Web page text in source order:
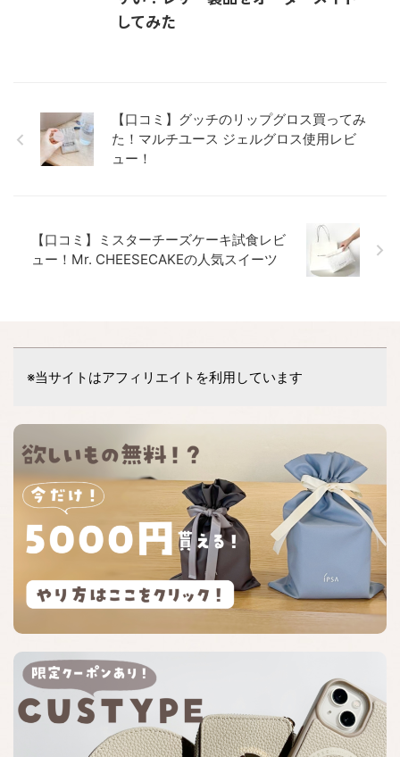
してみた
【口コミ】グッチのリップグロス買ってみ
た！マルチユース ジェルグロス使用レビ
ュー！
【口コミ】ミスターチーズケーキ試食レビ
ュー！Mr. CHEESECAKEの人気スイーツ
※当サイトはアフィリエイトを利用しています